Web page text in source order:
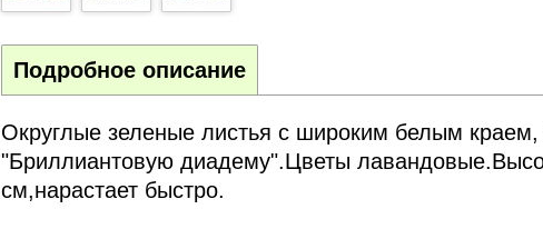
Подробное описание
Округлые зеленые листья с широким белым
"Бриллиантовую диадему".Цветы
см,нарастает быстро.